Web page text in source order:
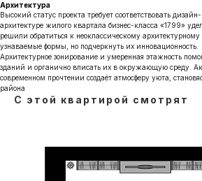
Архитектура
Высокий статус проекта требует соответствовать
архитектуре жилого квартала бизнес-класса «1799»
решили обратиться к неоклассическому
узнаваемые формы, но подчеркнуть их инновационность.
Архитектурное зонирование и умеренная этажность
зданий и органично вписать их в окружающую среду.
современном прочтении создаёт атмосферу уюта,
района
С этой квартирой смотрят